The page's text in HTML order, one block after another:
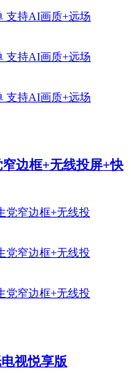
边框+无线投屏+快
视悦享版